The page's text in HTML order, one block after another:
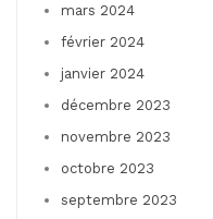
mars 2024
février 2024
janvier 2024
décembre 2023
novembre 2023
octobre 2023
septembre 2023